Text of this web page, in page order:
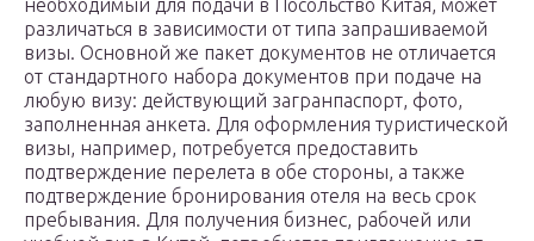
необходимый для подачи в Посольство Китая, может
различаться в зависимости от типа запрашиваемой
визы. Основной же пакет документов не отличается
от стандартного набора документов при подаче на
любую визу: действующий загранпаспорт, фото,
заполненная анкета. Для оформления туристической
визы, например, потребуется предоставить
подтверждение перелета в обе стороны, а также
подтверждение бронирования отеля на весь срок
пребывания. Для получения бизнес, рабочей или